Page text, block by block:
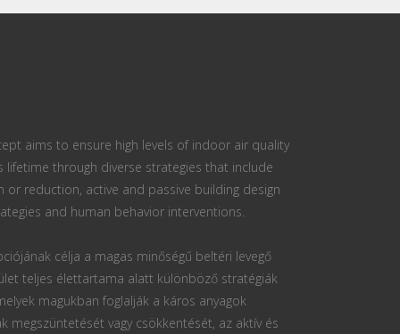
aims to ensure high levels of indoor air quality
lifetime through diverse strategies that include
or reduction, active and passive building design
and human behavior interventions.
célja a magas minőségű beltéri levegő
teljes élettartama alatt különböző stratégiák
magukban foglalják a káros anyagok
megszüntetését vagy csökkentését, az aktív és